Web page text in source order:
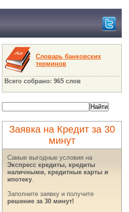
Словарь банковских
терминов
Всего собрано: 965 слов
Заявка на Кредит за 30
минут
Самые выгодные условия на
Экспресс кредиты, кредиты
наличными, кредитные карты и
ипотеку.
Заполните заявку и получите
решение за 30 минут!